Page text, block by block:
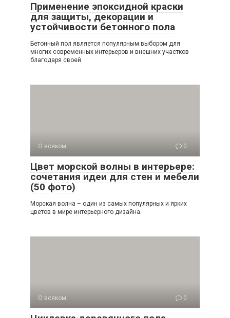
Применение эпоксидной краски
для защиты, декорации и
устойчивости бетонного пола
Бетонный пол является популярным выбором для
многих современных интерьеров и внешних участков
благодаря своей
О всяком 0
Цвет морской волны в интерьере:
сочетания идеи для стен и мебели
(50 фото)
Морская волна – один из самых популярных и ярких
цветов в мире интерьерного дизайна.
О всяком 0